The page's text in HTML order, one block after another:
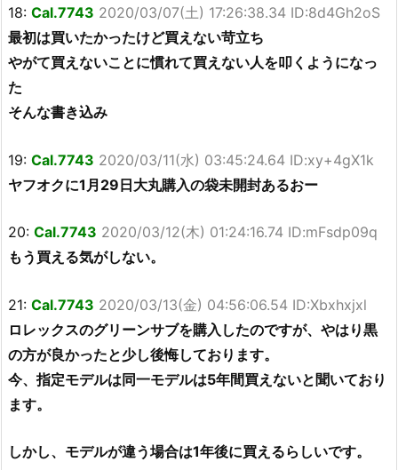
18: Cal.7743 2020/03/07(土) 17:26:38.34 ID:8d4Gh2oS
最初は買いたかったけど買えない苛立ち
やがて買えないことに慣れて買えない人を叩くようになっ
た
そんな書き込み
19: Cal.7743 2020/03/11(水) 03:45:24.64 ID:xy+4gX1k
ヤフオクに1月29日大丸購入の袋未開封あるおー
20: Cal.7743 2020/03/12(木) 01:24:16.74 ID:mFsdp09q
もう買える気がしない。
21: Cal.7743 2020/03/13(金) 04:56:06.54 ID:Xbxhxjxl
ロレックスのグリーンサブを購入したのですが、やはり黒
の方が良かったと少し後悔しております。
今、指定モデルは同一モデルは5年間買えないと聞いており
ます。
しかし、モデルが違う場合は1年後に買えるらしいです。